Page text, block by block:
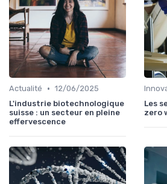
Actualité • 12/06/2025
L'industrie biotechnologique
suisse : un secteur en pleine
effervescence
Les
zero